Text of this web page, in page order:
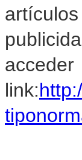
link: